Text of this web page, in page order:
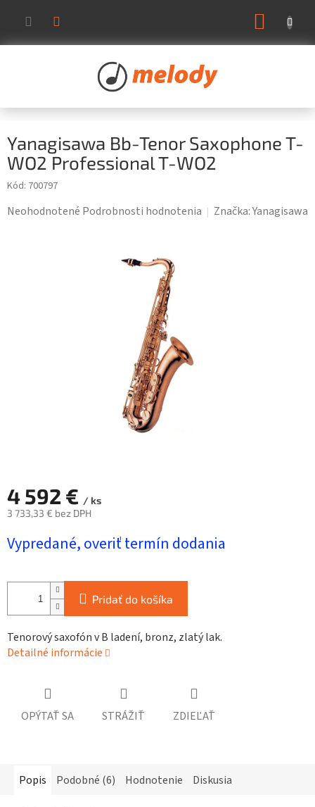
obsah
Yanagisawa Bb-Tenor Saxophone T-
WO2 Professional T-WO2
Kód: 700797
Priemerné
Neohodnotené Podrobnosti hodnotenia Značka:Yanagisawa
4 592 € / ks
3 733,33 € bez DPH
cena:
Vypredané, overiť termín dodania
Pridať do košíka
Tenorový saxofón v B ladení, bronz, zlatý lak.
Detailné informácie
OPÝTAŤ SA STRÁŽIŤ ZDIEĽAŤ
Popis Podobné (6) Hodnotenie Diskusia